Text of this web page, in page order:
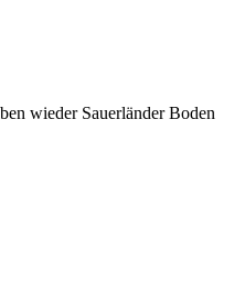
wieder Sauerländer Boden